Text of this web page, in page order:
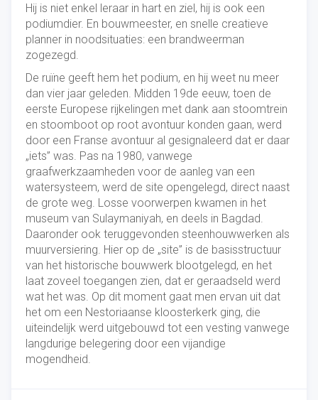
Hij is niet enkel leraar in hart en ziel, hij is ook een
podiumdier. En bouwmeester, en snelle creatieve
planner in noodsituaties: een brandweerman
zogezegd.
De ruïne geeft hem het podium, en hij weet nu meer
dan vier jaar geleden. Midden 19de eeuw, toen de
eerste Europese rijkelingen met dank aan stoomtrein
en stoomboot op root avontuur konden gaan, werd
door een Franse avontuur al gesignaleerd dat er daar
„iets” was. Pas na 1980, vanwege
graafwerkzaamheden voor de aanleg van een
watersysteem, werd de site opengelegd, direct naast
de grote weg. Losse voorwerpen kwamen in het
museum van Sulaymaniyah, en deels in Bagdad.
Daaronder ook teruggevonden steenhouwwerken als
muurversiering. Hier op de „site” is de basisstructuur
van het historische bouwwerk blootgelegd, en het
laat zoveel toegangen zien, dat er geraadseld werd
wat het was. Op dit moment gaat men ervan uit dat
het om een Nestoriaanse kloosterkerk ging, die
uiteindelijk werd uitgebouwd tot een vesting vanwege
langdurige belegering door een vijandige
mogendheid.